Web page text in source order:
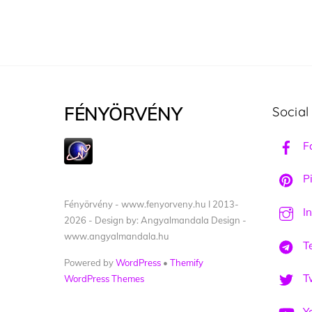
FÉNYÖRVÉNY
Fényörvény - www.fenyorveny.hu I 2013-
2026 - Design by: Angyalmandala Design -
www.angyalmandala.hu
Powered byWordPress • Themify
WordPress Themes
Social